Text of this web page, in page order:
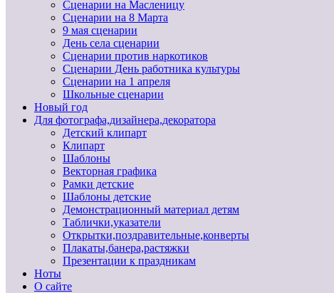
Сценарии на Масленицу
Сценарии на 8 Марта
9 мая сценарии
День села сценарии
Сценарии против наркотиков
Сценарии День работника культуры
Сценарии на 1 апреля
Школьные сценарии
Новый год
Для фотографа,дизайнера,декоратора
Детский клипарт
Клипарт
Шаблоны
Векторная графика
Рамки детские
Шаблоны детские
Демонстрационный материал детям
Таблички,указатели
Открытки,поздравительные,конверты
Плакаты,банера,растяжки
Презентации к праздникам
Ноты
О сайте